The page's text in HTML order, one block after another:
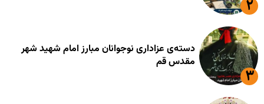
دسته‌ی عزاداری نوجوانان مبارز امام شهید شهر
مقدس قم